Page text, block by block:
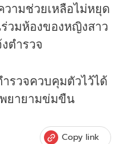
ามช่วยเหลือไม่หยุด
วมห้องของหญิงสาว
ตำรวจ
รวจควบคุมตัวไว้ได้
ยายามข่มขืน
Copy link